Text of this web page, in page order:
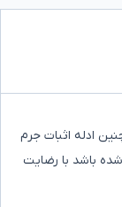
ادله اثبات جرم
باشد با رضایت